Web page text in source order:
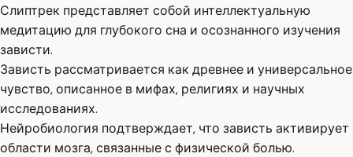
Слиптрек представляет собой интеллектуальную
медитацию для глубокого сна и осознанного изучения
зависти.
Зависть рассматривается как древнее и универсальное
чувство, описанное в мифах, религиях и научных
исследованиях.
Нейробиология подтверждает, что зависть активирует
области мозга, связанные с физической болью.